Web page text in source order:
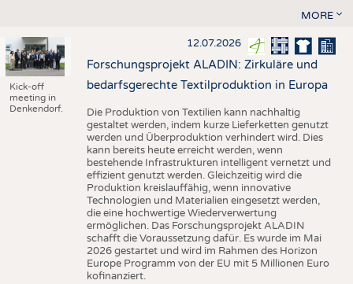
MORE
Kick-off
meeting in
Denkendorf.
12.07.2026
Forschungsprojekt ALADIN: Zirkuläre und
bedarfsgerechte Textilproduktion in Europa
Die Produktion von Textilien kann nachhaltig
gestaltet werden, indem kurze Lieferketten genutzt
werden und Überproduktion verhindert wird. Dies
kann bereits heute erreicht werden, wenn
bestehende Infrastrukturen intelligent vernetzt und
effizient genutzt werden. Gleichzeitig wird die
Produktion kreislauffähig, wenn innovative
Technologien und Materialien eingesetzt werden,
die eine hochwertige Wiederverwertung
ermöglichen. Das Forschungsprojekt ALADIN
schafft die Voraussetzung dafür. Es wurde im Mai
2026 gestartet und wird im Rahmen des Horizon
Europe Programm von der EU mit 5 Millionen Euro
kofinanziert.